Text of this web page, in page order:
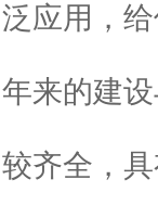
泛应用，
年来的建
较齐全，